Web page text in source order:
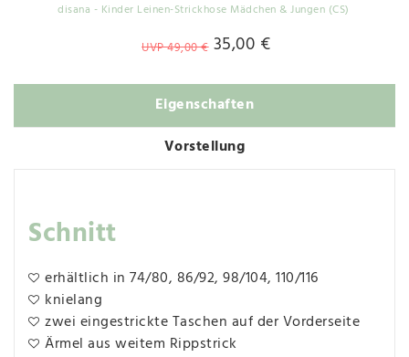
disana - Kinder Leinen-Strickhose Mädchen & Jungen (CS)
UVP 49,00 € 35,00 €
Eigenschaften
Vorstellung
Schnitt
erhältlich in 74/80, 86/92, 98/104, 110/116
knielang
zwei eingestrickte Taschen auf der Vorderseite
Ärmel aus weitem Rippstrick